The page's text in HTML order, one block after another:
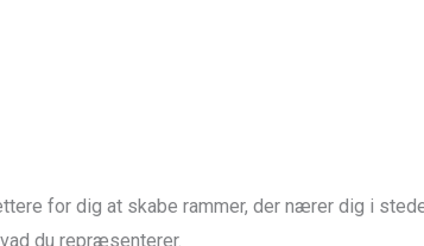
for dig at skabe rammer, der nærer dig i
du repræsenterer.